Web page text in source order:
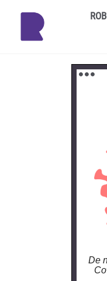
Aller au contenu
⚫️ ⚫️ ⚫️
De